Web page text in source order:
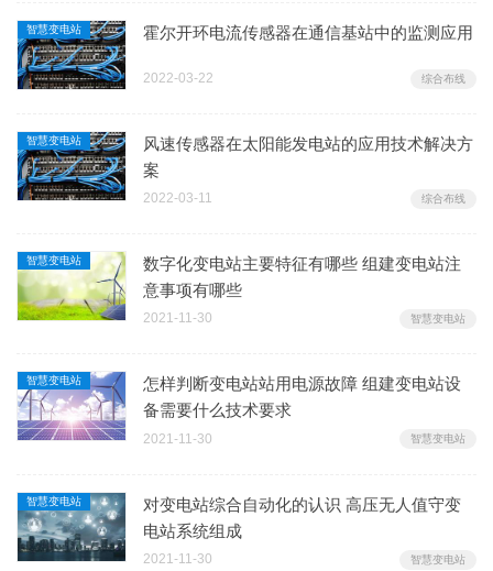
智慧变电站 霍尔开环电流传感器在通信基站中的监测应用
2022-03-22 综合布线
智慧变电站
风速传感器在太阳能发电站的应用技术解决方
案
2022-03-11 综合布线
智慧变电站
数字化变电站主要特征有哪些 组建变电站注
意事项有哪些
2021-11-30 智慧变电站
智慧变电站
怎样判断变电站站用电源故障 组建变电站设
备需要什么技术要求
2021-11-30 智慧变电站
智慧变电站
对变电站综合自动化的认识 高压无人值守变
电站系统组成
2021-11-30 智慧变电站